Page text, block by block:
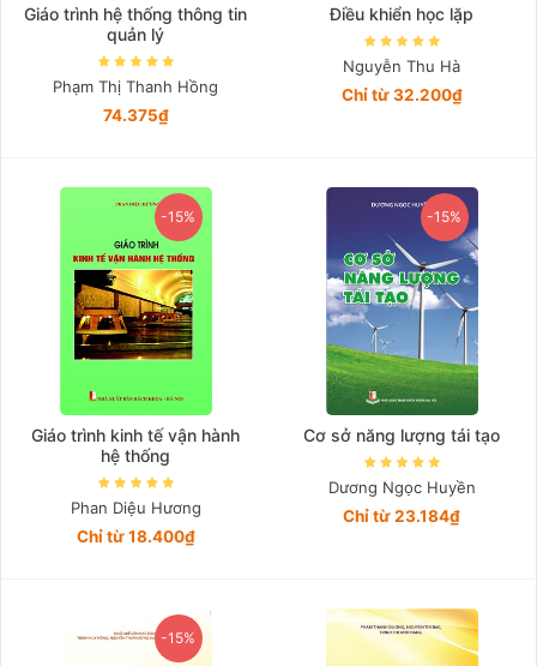
Giáo trình hệ thống thông tin
quản lý
Phạm Thị Thanh Hồng
74.375₫
Điều khiển học lặp
Nguyễn Thu Hà
Chỉ từ 32.200₫
-15%
Giáo trình kinh tế vận hành
hệ thống
Phan Diệu Hương
Chỉ từ 18.400₫
-15%
Cơ sở năng lượng tái tạo
Dương Ngọc Huyền
Chỉ từ 23.184₫
-15%